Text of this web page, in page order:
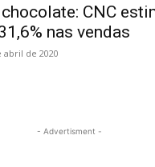
CNC
nas vendas
abril de 2020
- Advertisment -